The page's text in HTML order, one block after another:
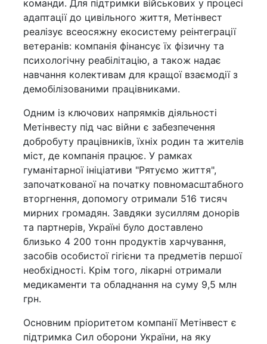
команди. Для підтримки військових у процесі
адаптації до цивільного життя, Метінвест
реалізує всеосяжну екосистему реінтеграції
ветеранів: компанія фінансує їх фізичну та
психологічну реабілітацію, а також надає
навчання колективам для кращої взаємодії з
демобілізованими працівниками.
Одним із ключових напрямків діяльності
Метінвесту під час війни є забезпечення
добробуту працівників, їхніх родин та жителів
міст, де компанія працює. У рамках
гуманітарної ініціативи "Рятуємо життя",
започаткованої на початку повномасштабного
вторгнення, допомогу отримали 516 тисяч
мирних громадян. Завдяки зусиллям донорів
та партнерів, Україні було доставлено
близько 4 200 тонн продуктів харчування,
засобів особистої гігієни та предметів першої
необхідності. Крім того, лікарні отримали
медикаменти та обладнання на суму 9,5 млн
грн.
Основним пріоритетом компанії Метінвест є
підтримка Сил оборони України, на яку